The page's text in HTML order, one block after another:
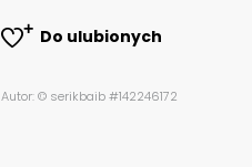
Do ulubionych
Autor: © serikbaib #142246172